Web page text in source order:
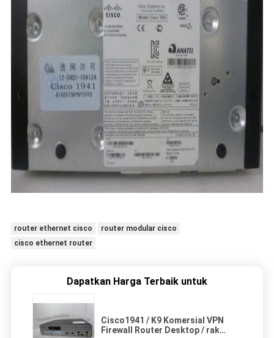
router ethernet cisco
router modular cisco
cisco ethernet router
Dapatkan Harga Terbaik untuk
Cisco1941 / K9 Komersial VPN
Firewall Router Desktop / rak